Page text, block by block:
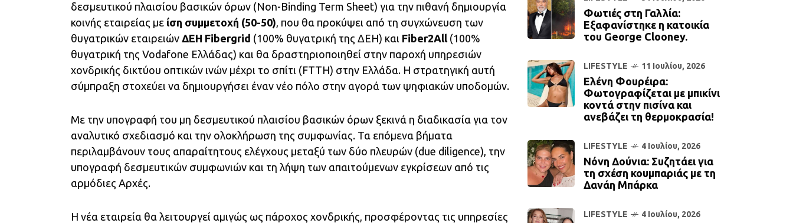
δεσμευτικού πλαισίου βασικών όρων (Non-Binding Term Sheet) για την πιθανή δημιουργία
κοινής εταιρείας με ίση συμμετοχή (50-50) , που θα προκύψει από τη συγχώνευση των
θυγατρικών εταιρειών ΔΕΗ Fibergrid (100% θυγατρική της ΔΕΗ) και Fiber2All (100%
θυγατρική της Vodafone Ελλάδας) και θα δραστηριοποιηθεί στην παροχή υπηρεσιών
χονδρικής δικτύου οπτικών ινών μέχρι το σπίτι (FTTH) στην Ελλάδα. Η στρατηγική αυτή
σύμπραξη στοχεύει να δημιουργήσει έναν νέο πόλο στην αγορά των ψηφιακών υποδομών.
Με την υπογραφή του μη δεσμευτικού πλαισίου βασικών όρων ξεκινά η διαδικασία για τον
αναλυτικό σχεδιασμό και την ολοκλήρωση της συμφωνίας. Τα επόμενα βήματα
περιλαμβάνουν τους απαραίτητους ελέγχους μεταξύ των δύο πλευρών (due diligence), την
υπογραφή δεσμευτικών συμφωνιών και τη λήψη των απαιτούμενων εγκρίσεων από τις
αρμόδιες Αρχές.
Η νέα εταιρεία θα λειτουργεί αμιγώς ως πάροχος χονδρικής, προσφέροντας τις υπηρεσίες
Φωτιές στη Γαλλία:
Εξαφανίστηκε η κατοικία
του George Clooney.
LIFESTYLE 11 Ιουλίου, 2026
Ελένη Φουρέιρα:
Φωτογραφίζεται με μπικίνι
κοντά στην πισίνα και
ανεβάζει τη θερμοκρασία!
LIFESTYLE 4 Ιουλίου, 2026
Νόνη Δούνια: Συζητάει για
τη σχέση κουμπαριάς με τη
Δανάη Μπάρκα
LIFESTYLE 4 Ιουλίου, 2026